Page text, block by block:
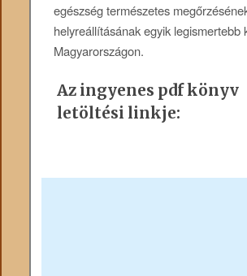
egészség természetes
helyreállításának egyik legismertebb
Magyarországon.
Az ingyenes pdf könyv
letöltési linkje: